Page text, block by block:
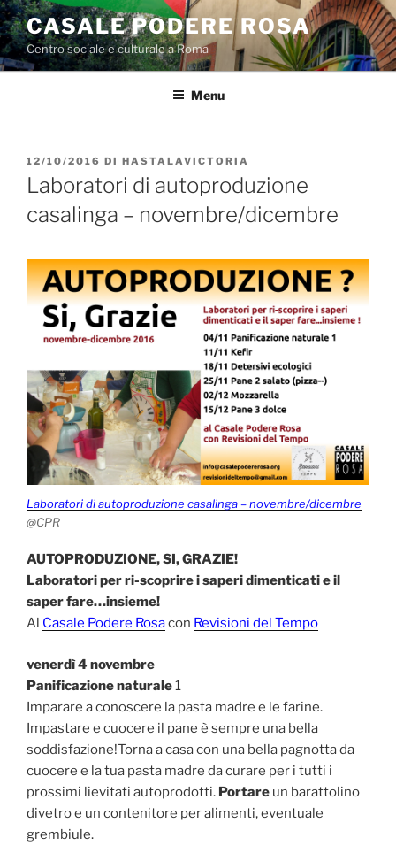
Salta
al
contenuto
CASALE PODERE ROSA
Centro sociale e culturale a Roma
Menu
PUBBLICATO
IL
12/10/2016 DI HASTALAVICTORIA
Laboratori di autoproduzione
casalinga – novembre/dicembre
Laboratori di autoproduzione casalinga – novembre/dicembre
@CPR
AUTOPRODUZIONE, SI, GRAZIE!
Laboratori per ri-scoprire i saperi dimenticati e il
saper fare…insieme!
Al Casale Podere Rosacon Revisioni del Tempo
venerdì 4 novembre
Panificazione naturale1
Imparare a conoscere la pasta madre e le farine.
Impastare e cuocere il pane è sempre una bella
soddisfazione!Torna a casa con una bella pagnotta da
cuocere e la tua pasta madre da curare per i tutti i
prossimi lievitati autoprodotti. Portare un barattolino
divetro e un contenitore per alimenti, eventuale
grembiule.